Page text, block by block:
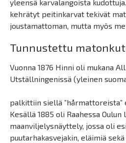
yleensä karvalangoista
kehrätyt peitinkarvat tekivät
joustamattoman, mutta myös
Tunnustettu
Vuonna 1876 Hinni oli mukana
Utställningenissä (yleinen
palkittiin siellä ”hårmattoreista”
Kesällä 1885 oli Raahessa Oulun
maanviljelysnäyttely, jossa oli
puutarhakasvejakin, eläimiä